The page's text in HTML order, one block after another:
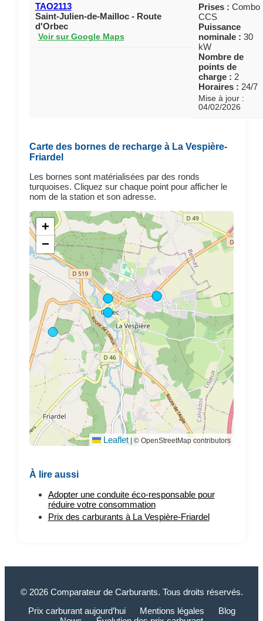
TAO2113
Saint-Julien-de-Mailloc - Route
d'Orbec
Voir sur Google Maps
Prises : Combo
CCS
Puissance
nominale : 30
kW
Nombre de
points de
charge : 2
Horaires : 24/7
Mise à jour :
04/02/2026
Carte des bornes de recharge à La Vespière-
Friardel
Les bornes sont matérialisées par des ronds
turquoises. Cliquez sur chaque point pour afficher le
nom de la station et son adresse.
+
−
Leaflet | © OpenStreetMap contributors
À lire aussi
Adopter une conduite éco-responsable pour
réduire votre consommation
Prix des carburants à La Vespière-Friardel
© 2026 Comparateur de Carburants. Tous droits réservés.
Prix carburant aujourd’hui
Mentions légales
Blog